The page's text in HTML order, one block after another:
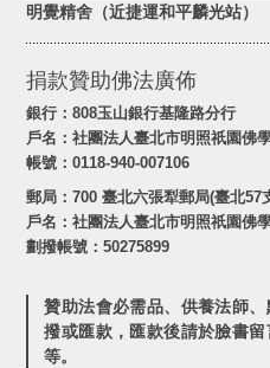
明覺精舍（近捷運和平麟光站）
捐款贊助佛法廣佈
銀行：808玉山銀行基隆路分行
戶名：社團法人臺北市明照祇園佛
帳號：0118-940-007106
郵局：700 臺北六張犁郵局(臺北57
戶名：社團法人臺北市明照祇園佛
劃撥帳號：50275899
贊助法會必需品、供養法師
撥或匯款，匯款後請於臉書
等。